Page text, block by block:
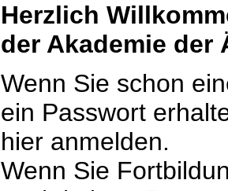
Herzlich
der Akademie der
Wenn Sie schon
ein Passwort
hier anmelden.
Wenn Sie